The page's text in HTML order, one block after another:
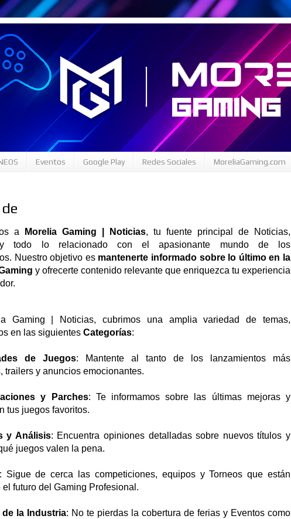
Eventos Google Play Redes Sociales MoreliaGaming.com
a Morelia Gaming | Noticias, tu fuente principal de Noticias,
todo lo relacionado con el apasionante mundo de los
Nuestro objetivo es mantenerte informado sobre lo último en la
y ofrecerte contenido relevante que enriquezca tu experiencia
Gaming | Noticias, cubrimos una amplia variedad de temas,
en las siguientes Categorías:
de Juegos: Mantente al tanto de los lanzamientos más
trailers y anuncios emocionantes.
y Parches: Te informamos sobre las últimas mejoras y
tus juegos favoritos.
y Análisis: Encuentra opiniones detalladas sobre nuevos títulos y
juegos valen la pena.
Sigue de cerca las competiciones, equipos y Torneos que están
futuro del Gaming Profesional.
la Industria: No te pierdas la cobertura de ferias y Eventos como